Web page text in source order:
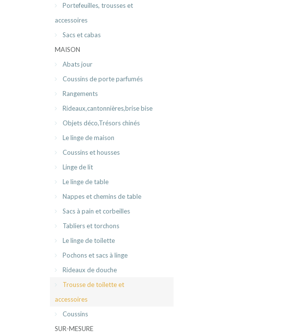
Portefeuilles, trousses et
accessoires
Sacs et cabas
MAISON
Abats jour
Coussins de porte parfumés
Rangements
Rideaux,cantonnières,brise bise
Objets déco,Trésors chinés
Le linge de maison
Coussins et housses
Linge de lit
Le linge de table
Nappes et chemins de table
Sacs à pain et corbeilles
Tabliers et torchons
Le linge de toilette
Pochons et sacs à linge
Rideaux de douche
Trousse de toilette et
accessoires
Coussins
SUR-MESURE